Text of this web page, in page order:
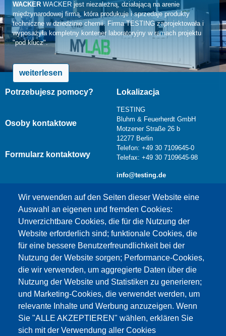
WACKERWACKER jest niezależną, działającą na arenie
międzynarodowej firmą, która produkuje i sprzedaje produkty
techniczne w dziedzinie chemii. Firma TESTING zaprojektowała i
wyposażyła kompletny kontener laboratoryjny w ramach projektu
"pod klucz".
weiterlesen
Wir verwenden auf den Seiten dieser Website eine
Auswahl an eigenen und fremden Cookies:
Unverzichtbare Cookies, die für die Nutzung der
Website erforderlich sind; funktionale Cookies, die
für eine bessere Benutzerfreundlichkeit bei der
Nutzung der Website sorgen; Performance-Cookies,
die wir verwenden, um aggregierte Daten über die
Nutzung der Website und Statistiken zu generieren;
und Marketing-Cookies, die verwendet werden, um
relevante Inhalte und Werbung anzuzeigen. Wenn
Sie "ALLE AKZEPTIEREN" wählen, erklären Sie
sich mit der Verwendung aller Cookies
Potrzebujesz pomocy?
Osoby kontaktowe
Formularz kontaktowy
Lokalizacja
TESTING
Bluhm & Feuerherdt GmbH
Motzener Straße 26 b
12277 Berlin
Telefon: +49 30 7109645-0
Telefax: +49 30 7109645-98
info@testing.de
Dieser Inhalt ist blockiert, da die Google Maps
Cookies nicht akzeptiert wurden.
NUR DIE GOOGLE MAPS COOKIES
AKZEPTIEREN.